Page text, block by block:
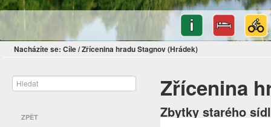
Nacházíte se: Cíle/Zřícenina hradu Stagnov (Hrádek)
ZPĚT
Zřícenina
Zbytky starého